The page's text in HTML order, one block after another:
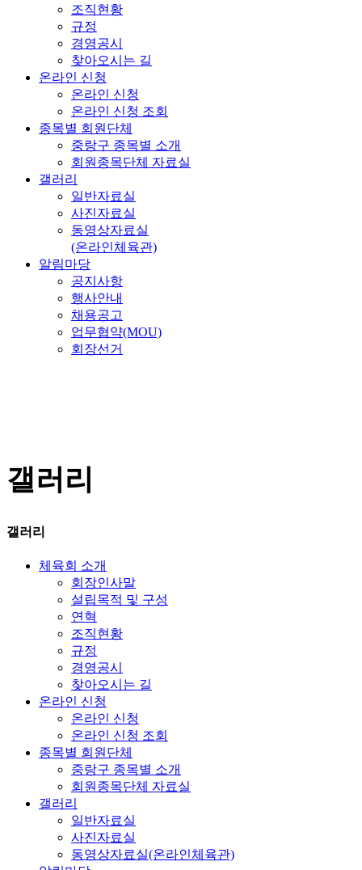
조직현황
규정
경영공시
찾아오시는 길
온라인 신청
온라인 신청
온라인 신청 조회
종목별 회원단체
중랑구 종목별 소개
회원종목단체 자료실
갤러리
일반자료실
사진자료실
동영상자료실
(온라인체육관)
알림마당
공지사항
행사안내
채용공고
업무협약(MOU)
회장선거
갤러리
갤러리
체육회 소개
회장인사말
설립목적 및 구성
연혁
조직현황
규정
경영공시
찾아오시는 길
온라인 신청
온라인 신청
온라인 신청 조회
종목별 회원단체
중랑구 종목별 소개
회원종목단체 자료실
갤러리
일반자료실
사진자료실
동영상자료실(온라인체육관)